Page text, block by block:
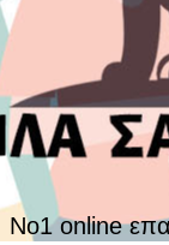
No1 online